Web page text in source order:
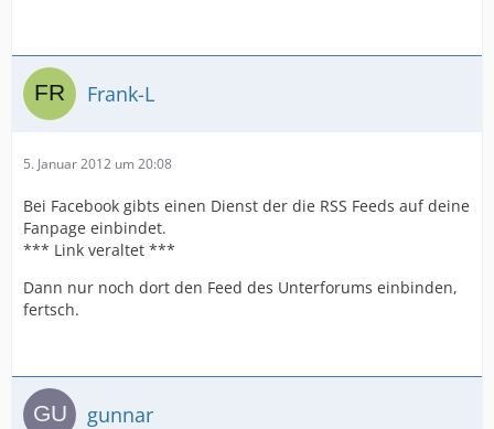
Frank-L
5. Januar 2012 um 20:08
Bei Facebook gibts einen Dienst der die RSS Feeds auf deine
Fanpage einbindet.
*** Link veraltet ***
Dann nur noch dort den Feed des Unterforums einbinden,
fertsch.
gunnar